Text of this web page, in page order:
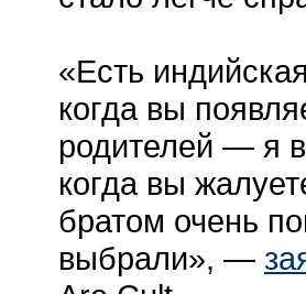
«Есть
когда вы
родителей — я
когда вы
братом очень
выбрали», —